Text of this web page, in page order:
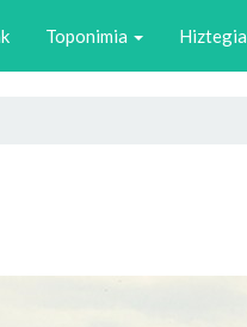
Toponimia Hiztegia